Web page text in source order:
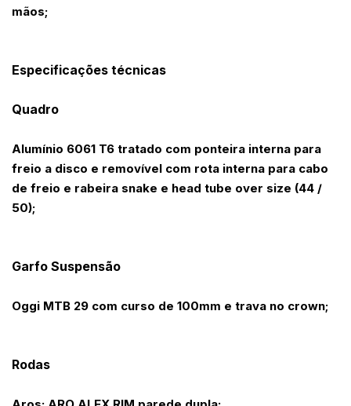
mãos;
Especificações técnicas
Quadro
Alumínio 6061 T6 tratado com ponteira interna para
freio a disco e removível com rota interna para cabo
de freio e rabeira snake e head tube over size (44 /
50);
Garfo Suspensão
Oggi MTB 29 com curso de 100mm e trava no crown;
Rodas